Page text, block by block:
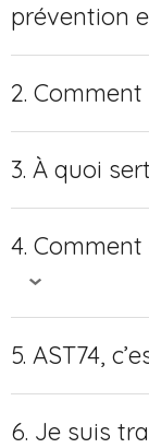
prévention
2.
3. À quoi
4.
5. AST74,
6. Je suis